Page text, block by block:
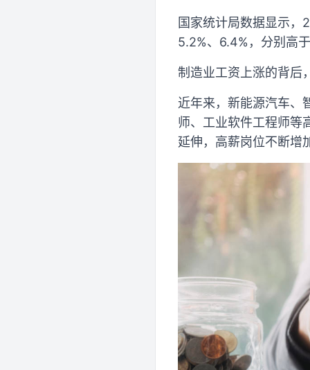
国家统计局数据显示，
5.2%、6.4%，分别高
制造业工资上涨的背后
近年来，新能源汽车、
师、工业软件工程师等
延伸，高薪岗位不断增